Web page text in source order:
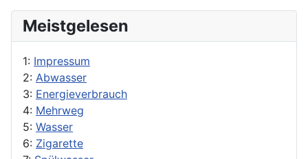
Meistgelesen
1: Impressum
2: Abwasser
3: Energieverbrauch
4: Mehrweg
5: Wasser
6: Zigarette